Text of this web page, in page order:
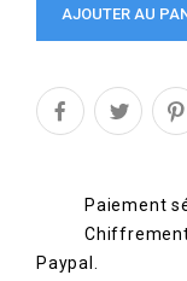
AJOUTER AU
Paiement
Paypal.